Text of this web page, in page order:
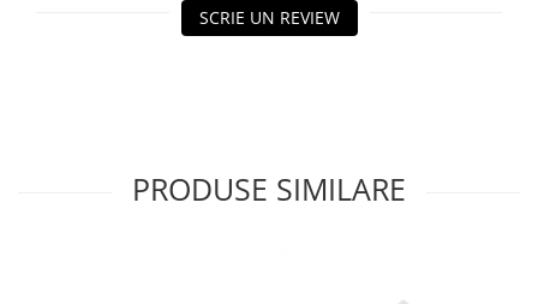
SCRIE UN REVIEW
PRODUSE SIMILARE